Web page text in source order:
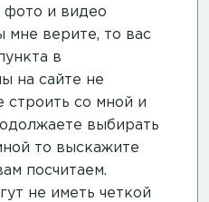
фото и видео
мне верите, то вас
в
на сайте не
строить со мной и
выбирать
то выскажите
посчитаем.
не иметь четкой